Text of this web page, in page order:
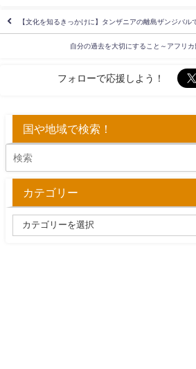
【文化を知るきっかけに】タンザニアの離島ザンジバル
自分の過去を大切にすること～アフリ
フォローで応援しよう！
国や地域で検索！
カテゴリー